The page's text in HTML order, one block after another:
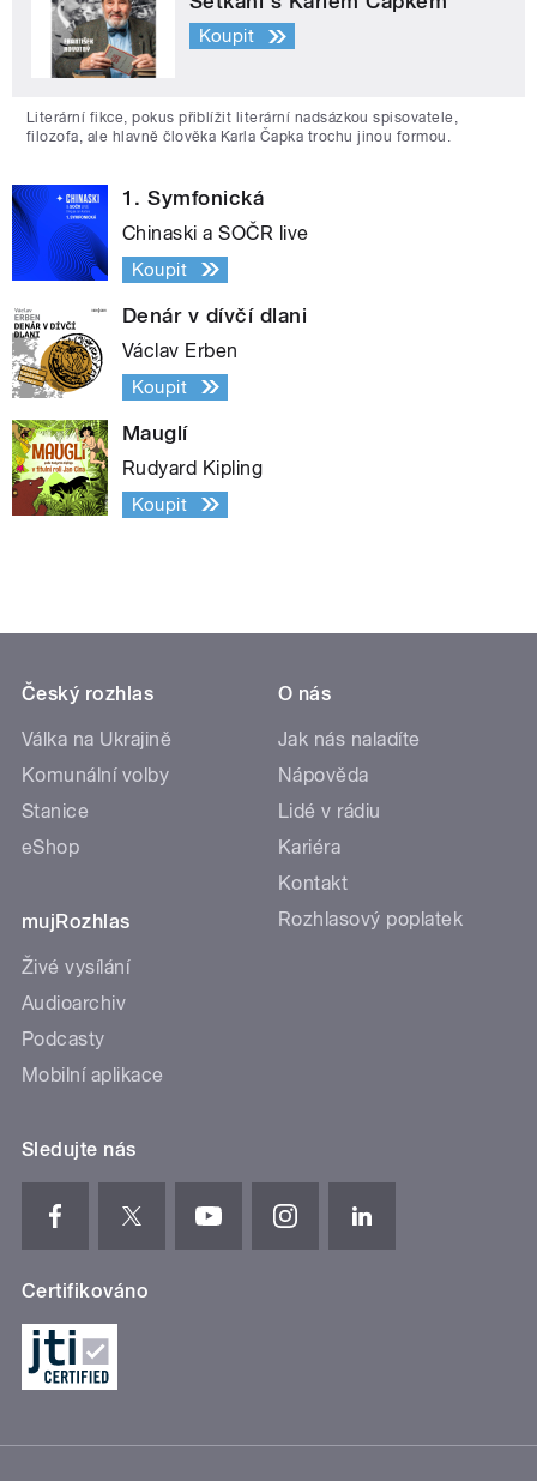
Koupit
Literární fikce, pokus přiblížit literární nadsázkou spisovatele,
filozofa, ale hlavně člověka Karla Čapka trochu jinou formou.
1. Symfonická
Chinaski a SOČR live
Koupit
Denár v dívčí dlani
Václav Erben
Koupit
Mauglí
Rudyard Kipling
Koupit
Český rozhlas
Válka na Ukrajině
Komunální volby
Stanice
eShop
mujRozhlas
Živé vysílání
Audioarchiv
Podcasty
Mobilní aplikace
O nás
Jak nás naladíte
Nápověda
Lidé v rádiu
Kariéra
Kontakt
Rozhlasový poplatek
Sledujte nás
Certifikováno